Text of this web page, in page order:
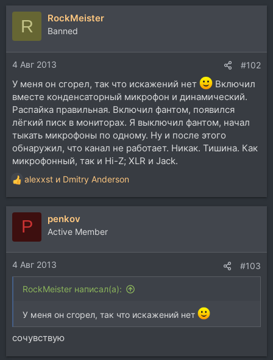
R RockMeister
Banned
4 Авг 2013 #102
У меня он сгорел, так что искажений нет
Включил
вместе конденсаторный микрофон и динамический.
Распайка правильная. Включил фантом, появился
лёгкий писк в мониторах. Я выключил фантом, начал
тыкать микрофоны по одному. Ну и после этого
обнаружил, что канал не работает. Никак. Тишина. Как
микрофонный, так и Hi-Z; XLR и Jack.
Р
е
а
и
и
:
alexxst и Dmitry Anderson
P penkov
Active Member
4 Авг 2013 #103
RockMeister написал(а):
У меня он сгорел, так что искажений нет
сочувствую